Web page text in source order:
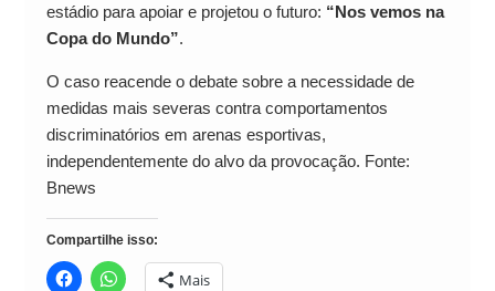
estádio para apoiar e projetou o futuro: “Nos vemos na
Copa do Mundo”.
O caso reacende o debate sobre a necessidade de
medidas mais severas contra comportamentos
discriminatórios em arenas esportivas,
independentemente do alvo da provocação. Fonte:
Bnews
Compartilhe isso:
Mais